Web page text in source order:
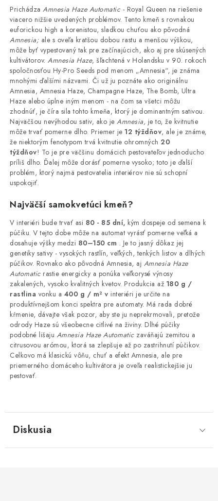
Prichádza Amnesia Haze Automatic- Royal Queen na riešenie
viacero nižšie uvedených problémov. Tento kmeň s rovnakou
euforickou high a korenistou, sladkou chuťou ako pôvodná
Amnesia; ale s oveľa kratšou dobou rastu a menšou výškou,
môže byť vypestovaný tak pre začínajúcich, ako aj pre skúsených
kultivátorov. Amnesia Haze, šľachtená v Holandsku v 90. rokoch
spoločnosťou Hy-Pro Seeds pod menom „Amnesia“, je známa
mnohými ďalšími názvami. Či už ju poznáte ako originálnu
Amnesia, Amnesia Haze, Champagne Haze, The Bomb, Ultra
Haze alebo úplne iným menom - na čom sa všetci môžu
zhodnúť, je číra sila tohto kmeňa, ktorý je dominantným sativou.
Najväčšou nevýhodou sativ, ako je Amnesia, je to, že kvitnutie
môže trvať pomerne dlho. Priemer je 12 týždňov, ale je známe,
že niektorým fenotypom trvá kvitnutie ohromných 20
týždňov! To je pre väčšinu domácich pestovateľov jednoducho
príliš dlho. Ďalej môže dorásť pomerne vysoko; toto je ďalší
problém, ktorý najmä pestovatelia interiérov nie sú schopní
uspokojiť.
Najväčší samokvetúci kmeň?
V interiéri bude trvať asi 80 - 85 dní, kým dospeje od semena k
púčiku. V tejto dobe môže na automat vyrásť pomerne veľká a
dosahuje výšky medzi 80–150 cm . Je to jasný dôkaz jej
genetiky sativy - vysokých rastlín, veľkých, tenkých listov a dlhých
púčikov. Rovnako ako pôvodná Amnesia, aj Amnesia Haze
Automaticrastie energicky a ponúka veľkorysé výnosy
zakalených, vysoko kvalitných kvetov. Produkcia až 180 g /
rastlina vonku a 400 g / m² v interiéri je určite na
produktívnejšom konci spektra pre automaty. Má rada dobré
kŕmenie, dávajte však pozor, aby ste ju neprekrmovali, pretože
odrody Haze sú všeobecne citlivé na živiny. Dlhé púčiky
podobné lišaju Amnesia Haze Automaticzaváňajú zemitou a
citrusovou arómou, ktorá sa zlepšuje až po zastrihnutí púčikov.
Celkovo má klasickú vôňu, chuť a efekt Amnesia, ale pre
priemerného domáceho kultivátora je oveľa realistickejšie ju
pestovať.
Diskusia